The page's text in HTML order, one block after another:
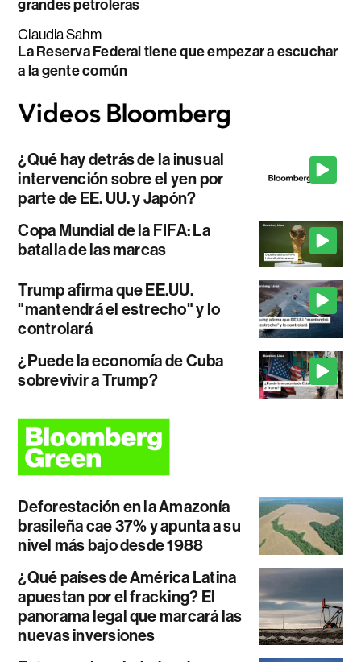
grandes petroleras
Claudia Sahm
La Reserva Federal tiene que empezar a escuchar
a la gente común
¿Qué hay detrás de la inusual
intervención sobre el yen por
parte de EE. UU. y Japón?
Copa Mundial de la FIFA: La
batalla de las marcas
Trump afirma que EE.UU.
"mantendrá el estrecho" y lo
controlará
¿Puede la economía de Cuba
sobrevivir a Trump?
Deforestación en la Amazonía
brasileña cae 37% y apunta a su
nivel más bajo desde 1988
¿Qué países de América Latina
apuestan por el fracking? El
panorama legal que marcará las
nuevas inversiones